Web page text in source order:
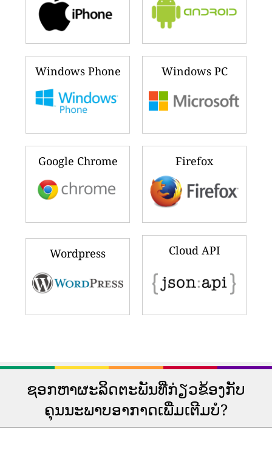
Windows Phone Windows PC
Google Chrome Firefox
Wordpress Cloud API
ຊອກຫາຜະລິດຕະພັນທີ່ກ່ຽວຂ້ອງກັບ
ຄຸນນະພາບອາກາດເພີ່ມເຕີມບໍ?